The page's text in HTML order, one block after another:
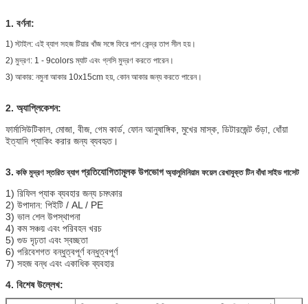
1. বর্ণনা:
1) স্টাইল: এই ব্যাগ সহজ টিয়ার খাঁজ সঙ্গে ফিরে পাশ কেন্দ্র তাপ সীল হয়।
2) মুদ্রণ: 1 - 9colors ম্যাট এবং গ্লসি মুদ্রণ করতে পারেন।
3) আকার: নমুনা আকার 10x15cm হয়, কোন আকার জন্য করতে পারেন।
2. অ্যাপ্লিকেশন:
ফার্মাসিউটিকাল, মোজা, বীজ, গেম কার্ড, ফোন আনুষাঙ্গিক, মুখের মাস্ক, ডিটারজেন্ট গুঁড়া, ধোঁয়া
ইত্যাদি প্যাকিং করার জন্য ব্যবহৃত।
3. কফি মুদ্রণ স্তরিত ব্যাগ প্রতিযোগিতামূলক উপভোগ অ্যালুমিনিয়াম ফয়েল রেখাযুক্ত টিন বাঁধা সাইড গাসেট
1) রিফিল প্যাক ব্যবহার জন্য চমৎকার
2) উপাদান: পিইটি / AL / PE
3) ভাল শেল উপস্থাপনা
4) কম সঞ্চয় এবং পরিবহন খরচ
5) গুড দৃঢ়তা এবং স্বচ্ছতা
6) পরিবেশগত বন্ধুত্বপূর্ণ বন্ধুত্বপূর্ণ
7) সহজ বন্ধ এবং একাধিক ব্যবহার
4. বিশেষ উল্লেখ: